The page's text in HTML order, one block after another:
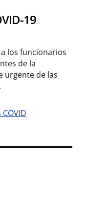
19
los funcionarios
de la
urgente de las